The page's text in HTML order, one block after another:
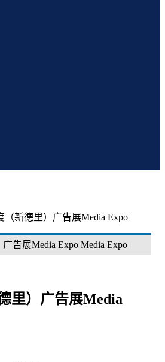
（新德里）广告展Media Expo
告展Media Expo Media Expo
里）广告展Media